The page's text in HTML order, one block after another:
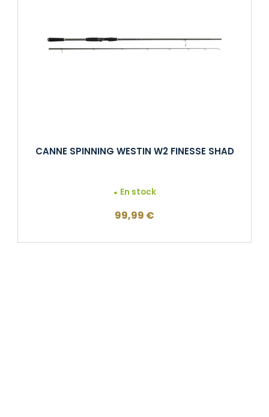
CANNE SPINNING WESTIN W2 FINESSE SHAD
En stock
99,99 €